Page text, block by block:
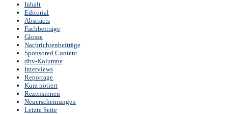
Inhalt
Editorial
Abstracts
Fachbeiträge
Glosse
Nachrichtenbeiträge
Sponsored Content
dbv-Kolumne
Interviews
Reportage
Kurz notiert
Rezensionen
Neuerscheinungen
Letzte Seite